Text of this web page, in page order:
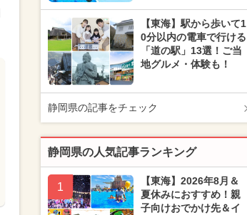
【東海】駅から歩いて1
0分以内の電車で行ける
「道の駅」13選！ご当
地グルメ・体験も！
静岡県の記事をチェック
静岡県の人気記事ランキング
1
【東海】2026年8月＆
夏休みにおすすめ！親
子向けおでかけ先＆イ